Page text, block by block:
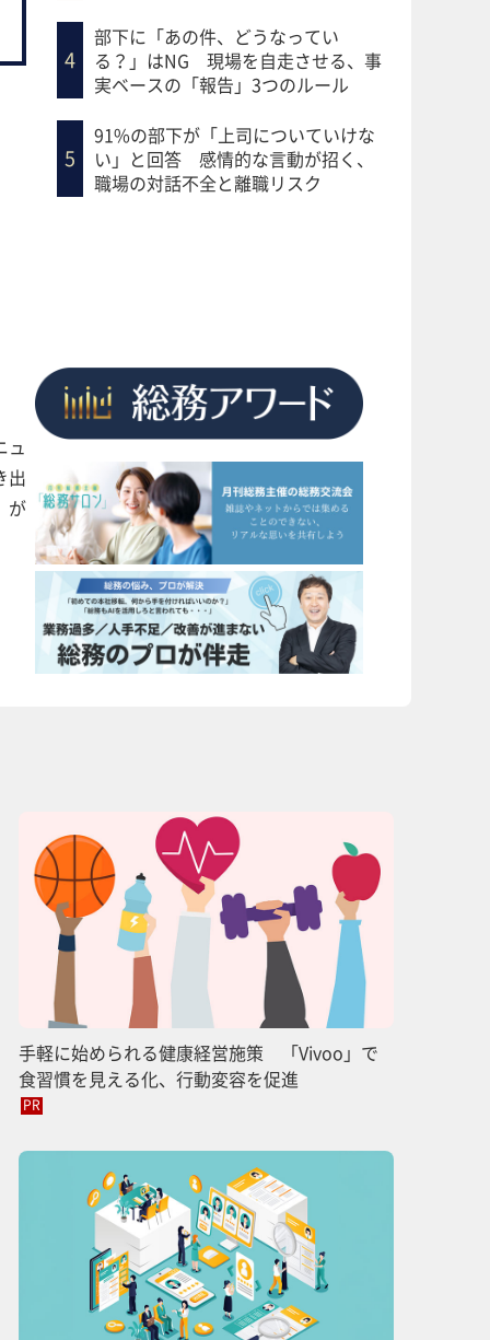
部下に「あの件、どうなってい
る？」はNG 現場を自走させる、事
実ベースの「報告」3つのルール
91%の部下が「上司についていけな
い」と回答 感情的な言動が招く、
職場の対話不全と離職リスク
ュ
出
が
手軽に始められる健康経営施策 「Vivoo」で
食習慣を見える化、行動変容を促進
PR